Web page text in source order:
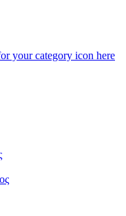
your category icon here